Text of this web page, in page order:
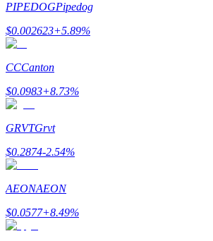
最高達65%佣金！
PIPEDOGPipedog
$0.002623+5.89%
CCCanton
$0.0983+8.73%
GRVTGrvt
$0.2874-2.54%
AEONAEON
$0.0577+8.49%